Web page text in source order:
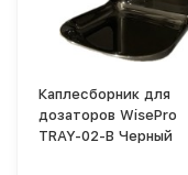
Каплесборник для
дозаторов WisePro
TRAY-02-B Черный